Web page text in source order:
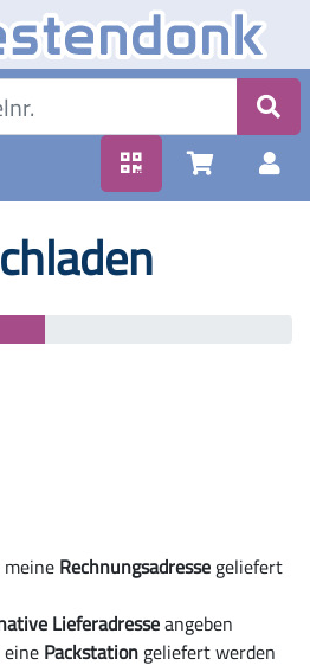
Rechnungsadressegeliefert
Lieferadresseangeben
Packstationgeliefert werden